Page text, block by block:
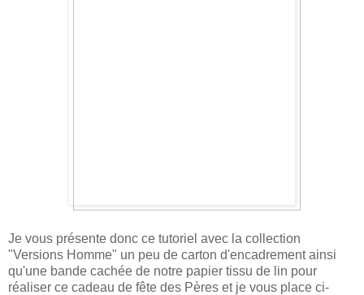
Je vous présente donc ce tutoriel avec la collection
"Versions Homme" un peu de carton d'encadrement ainsi
qu'une bande cachée de notre papier tissu de lin pour
réaliser ce cadeau de fête des Pères et je vous place ci-